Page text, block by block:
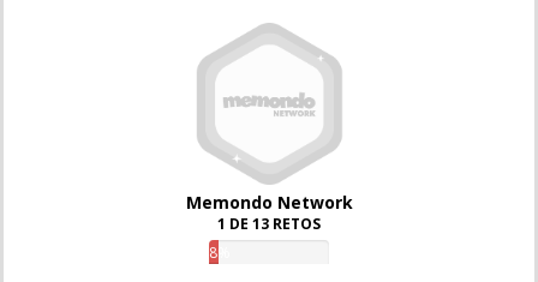
Memondo Network
1 DE 13 RETOS
8%